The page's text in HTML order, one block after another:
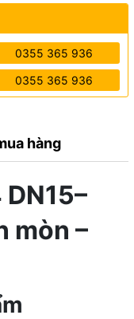
0355 365 936
0355 365 936
hàng
mòn –